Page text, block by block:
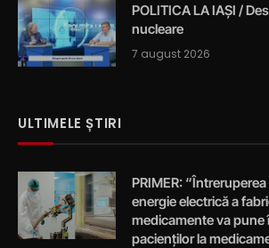
POLITICA LA IAȘI /
nucleare
7 august 2026
ULTIMELE ȘTIRI
PRIMER:
energie electrică a
medicamente va pune
pacienților la